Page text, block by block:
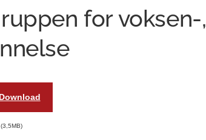
for voksen-,
3,5MB